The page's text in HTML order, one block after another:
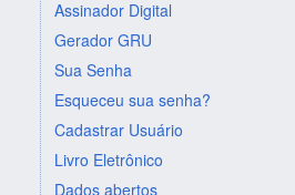
Assinador Digital
Gerador GRU
Sua Senha
Esqueceu sua senha?
Cadastrar Usuário
Livro Eletrônico
Dados abertos